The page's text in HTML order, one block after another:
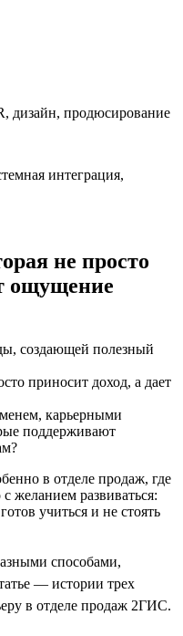
дизайн, продюсирование
интеграция,
не просто
ощущение
создающей полезный
карьерными
поддерживают
в отделе продаж, где
желанием развиваться:
учиться и не стоять
способами,
— истории трех
в отделе продаж 2ГИС.